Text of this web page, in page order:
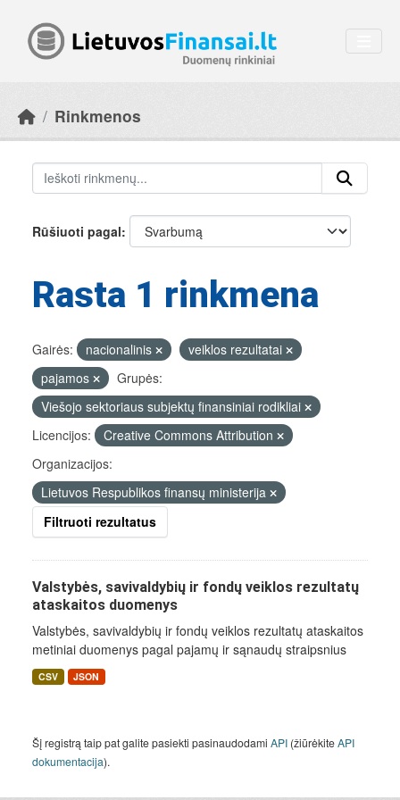
Rinkmenos
Rūšiuoti pagal
Rasta 1 rinkmena
Gairės: nacionalinis
veiklos rezultatai
pajamos
Grupės:
Viešojo sektoriaus subjektų finansiniai rodikliai
Licencijos:
Creative Commons Attribution
Organizacijos:
Lietuvos Respublikos finansų ministerija
Filtruoti rezultatus
Valstybės, savivaldybių ir fondų veiklos rezultatų
ataskaitos duomenys
Valstybės, savivaldybių ir fondų veiklos rezultatų ataskaitos
metiniai duomenys pagal pajamų ir sąnaudų straipsnius
CSV JSON
Šį registrą taip pat galite pasiekti pasinaudodami API (žiūrėkiteAPI
dokumentacija).